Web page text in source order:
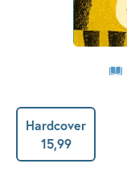
Hardcover
15,99